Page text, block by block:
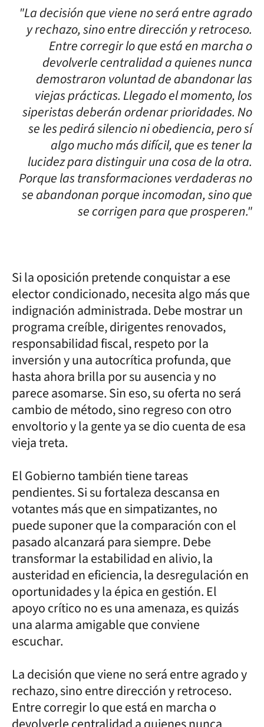
"La decisión que viene no será entre agrado
y rechazo, sino entre dirección y retroceso.
Entre corregir lo que está en marcha o
devolverle centralidad a quienes nunca
demostraron voluntad de abandonar las
viejas prácticas. Llegado el momento, los
siperistas deberán ordenar prioridades. No
se les pedirá silencio ni obediencia, pero sí
algo mucho más difícil, que es tener la
lucidez para distinguir una cosa de la otra.
Porque las transformaciones verdaderas no
se abandonan porque incomodan, sino que
se corrigen para que prosperen."
Si la oposición pretende conquistar a ese
elector condicionado, necesita algo más que
indignación administrada. Debe mostrar un
programa creíble, dirigentes renovados,
responsabilidad fiscal, respeto por la
inversión y una autocrítica profunda, que
hasta ahora brilla por su ausencia y no
parece asomarse. Sin eso, su oferta no será
cambio de método, sino regreso con otro
envoltorio y la gente ya se dio cuenta de esa
vieja treta.
El Gobierno también tiene tareas
pendientes. Si su fortaleza descansa en
votantes más que en simpatizantes, no
puede suponer que la comparación con el
pasado alcanzará para siempre. Debe
transformar la estabilidad en alivio, la
austeridad en eficiencia, la desregulación en
oportunidades y la épica en gestión. El
apoyo crítico no es una amenaza, es quizás
una alarma amigable que conviene
escuchar.
La decisión que viene no será entre agrado y
rechazo, sino entre dirección y retroceso.
Entre corregir lo que está en marcha o